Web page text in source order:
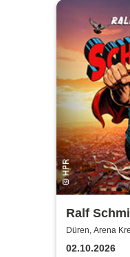
Ralf
Düren, Arena
02.10.2026